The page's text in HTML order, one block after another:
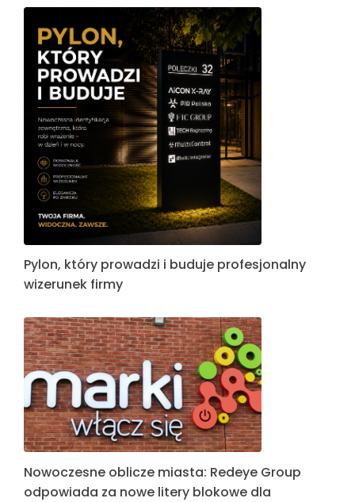
Pylon, który prowadzi i buduje profesjonalny
wizerunek firmy
Nowoczesne oblicze miasta: Redeye Group
odpowiada za nowe litery blokowe dla